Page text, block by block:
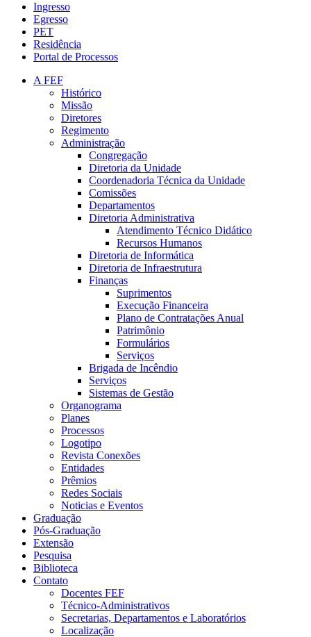
Ingresso
Egresso
PET
Residência
Portal de Processos
A FEF
Histórico
Missão
Diretores
Regimento
Administração
Congregação
Diretoria da Unidade
Coordenadoria Técnica da Unidade
Comissões
Departamentos
Diretoria Administrativa
Atendimento Técnico Didático
Recursos Humanos
Diretoria de Informática
Diretoria de Infraestrutura
Finanças
Suprimentos
Execução Financeira
Plano de Contratações Anual
Patrimônio
Formulários
Serviços
Brigada de Incêndio
Serviços
Sistemas de Gestão
Organograma
Planes
Processos
Logotipo
Revista Conexões
Entidades
Prêmios
Redes Sociais
Noticias e Eventos
Graduação
Pós-Graduação
Extensão
Pesquisa
Biblioteca
Contato
Docentes FEF
Técnico-Administrativos
Secretarias, Departamentos e Laboratórios
Localização